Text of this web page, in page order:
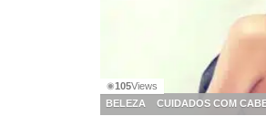
◉105Views
BELEZA
CUIDADOS COM